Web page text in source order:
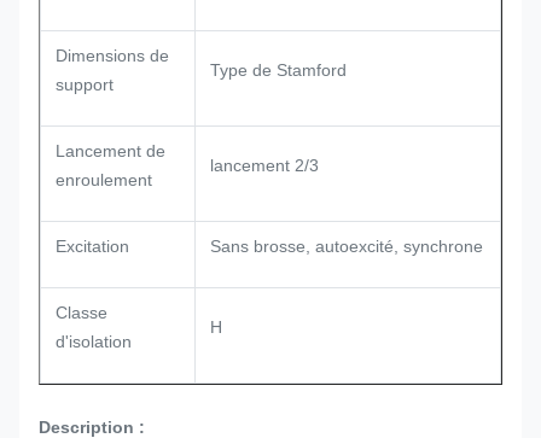
Dimensions de
support
Type de Stamford
Lancement de
enroulement
lancement 2/3
Excitation Sans brosse, autoexcité, synchrone
Classe
d'isolation
H
Description :